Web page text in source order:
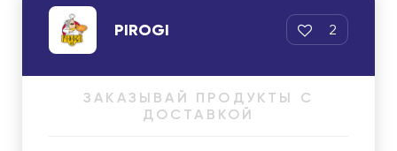
PIROGI 2
ЗАКАЗЫВАЙ ПРОДУКТЫ С
ДОСТАВКОЙ